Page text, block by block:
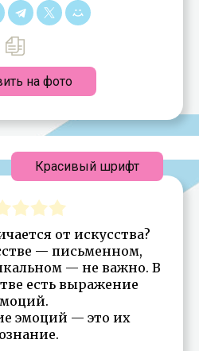
на фото
от искусства?
— письменном,
— не важно. В
есть выражение
эмоций — это их
Красивый шрифт